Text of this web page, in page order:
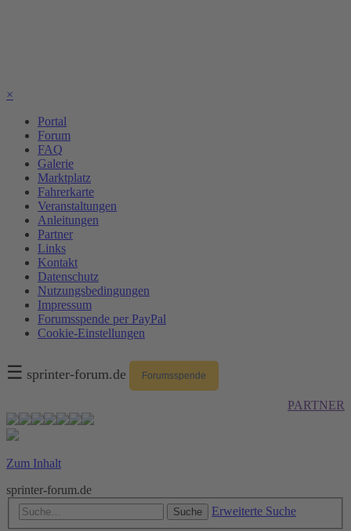
×
Portal
Forum
FAQ
Galerie
Marktplatz
Fahrerkarte
Veranstaltungen
Anleitungen
Partner
Links
Kontakt
Datenschutz
Nutzungsbedingungen
Impressum
Forumsspende per PayPal
Cookie-Einstellungen
☰ sprinter-forum.de Forumsspende
PARTNER
Zum Inhalt
sprinter-forum.de
Suche Erweiterte Suche